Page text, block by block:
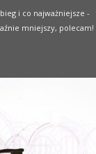
i co najważniejsze -
mniejszy, polecam!